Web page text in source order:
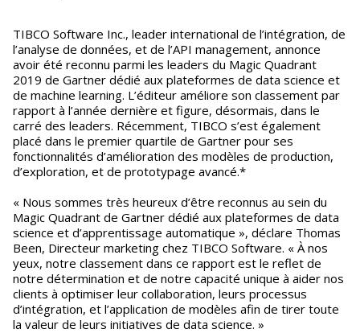
TIBCO Software Inc., leader international de l’intégration, de
l’analyse de données, et de l’API management, annonce
avoir été reconnu parmi les leaders du Magic Quadrant
2019 de Gartner dédié aux plateformes de data science et
de machine learning. L’éditeur améliore son classement par
rapport à l’année dernière et figure, désormais, dans le
carré des leaders. Récemment, TIBCO s’est également
placé dans le premier quartile de Gartner pour ses
fonctionnalités d’amélioration des modèles de production,
d’exploration, et de prototypage avancé.*
« Nous sommes très heureux d’être reconnus au sein du
Magic Quadrant de Gartner dédié aux plateformes de data
science et d’apprentissage automatique », déclare Thomas
Been, Directeur marketing chez TIBCO Software. « À nos
yeux, notre classement dans ce rapport est le reflet de
notre détermination et de notre capacité unique à aider nos
clients à optimiser leur collaboration, leurs processus
d’intégration, et l’application de modèles afin de tirer toute
la valeur de leurs initiatives de data science. »